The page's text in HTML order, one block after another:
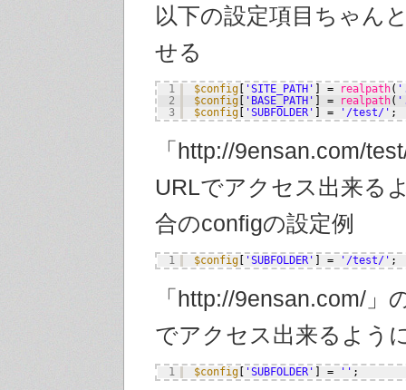
以下の設定項目ちゃん
せる
1
2
3
$config[ 'SITE_PATH' ] = realpath(
$config[ 'BASE_PATH' ] = realpath(
$config[ 'SUBFOLDER' ] = '/test/' ;
「http://9ensan.com/
URLでアクセス出来る
合のconfigの設定例
1 $config[ 'SUBFOLDER' ] = '/test/' ;
「http://9ensan.com/」
でアクセス出来るよう
1 $config[ 'SUBFOLDER' ] = '' ;